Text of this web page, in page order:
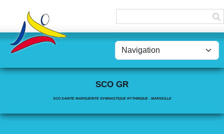
SCO GR
SCO SAINTE MARGUERITE GYMNASTIQUE RYTHMIQUE - MARSEILLE